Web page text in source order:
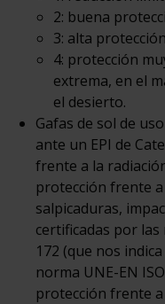
2: buena
3: alta
4: protección
extrema, en el
el desierto.
Gafas de sol de
ante un EPI de
frente a la
protección frente
salpicaduras,
certificadas por las
172 (que nos
norma UNE-EN
protección frente